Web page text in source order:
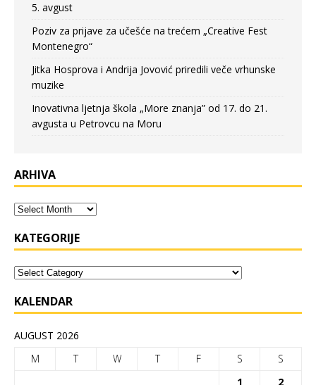
5. avgust
Poziv za prijave za učešće na trećem „Creative Fest
Montenegro“
Jitka Hosprova i Andrija Jovović priredili veče vrhunske
muzike
Inovativna ljetnja škola „More znanja” od 17. do 21.
avgusta u Petrovcu na Moru
ARHIVA
KATEGORIJE
KALENDAR
AUGUST 2026
M
T W T F S
S
1
2